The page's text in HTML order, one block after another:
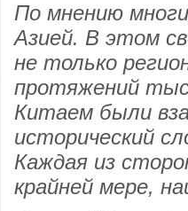
По мнению
Азией. В этом
не только
протяжений
Китаем были
исторический
Каждая из
крайней мере,